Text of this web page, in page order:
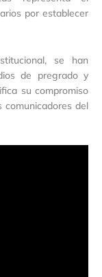
por establecer
se han
de pregrado y
su compromiso
comunicadores del